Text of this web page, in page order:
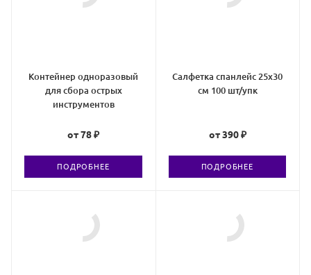
Контейнер одноразовый
для сбора острых
инструментов
от78 ₽
ПОДРОБНЕЕ
Салфетка спанлейс 25х30
см 100 шт/упк
от390 ₽
ПОДРОБНЕЕ